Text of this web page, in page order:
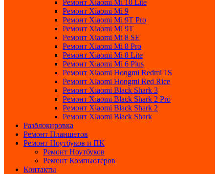
Ремонт Xiaomi Mi 10 Lite
Ремонт Xiaomi Mi 9
Ремонт Xiaomi Mi 9T Pro
Ремонт Xiaomi Mi 9T
Ремонт Xiaomi Mi 8 SE
Ремонт Xiaomi Mi 8 Pro
Ремонт Xiaomi Mi 8 Lite
Ремонт Xiaomi Mi 6 Plus
Ремонт Xiaomi Hongmi Redmi 1S
Ремонт Xiaomi Hongmi Red Rice
Ремонт Xiaomi Black Shark 3
Ремонт Xiaomi Black Shark 2 Pro
Ремонт Xiaomi Black Shark 2
Ремонт Xiaomi Black Shark
Разблокировка
Ремонт Планшетов
Ремонт Ноутбуков и ПК
Ремонт Ноутбуков
Ремонт Компьютеров
Контакты